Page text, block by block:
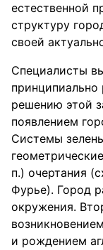
естественной
структуру
своей
Специалисты
решению этой
появлением
Системы
п.) очертания
Фурье). Город
окружения.
и рождением